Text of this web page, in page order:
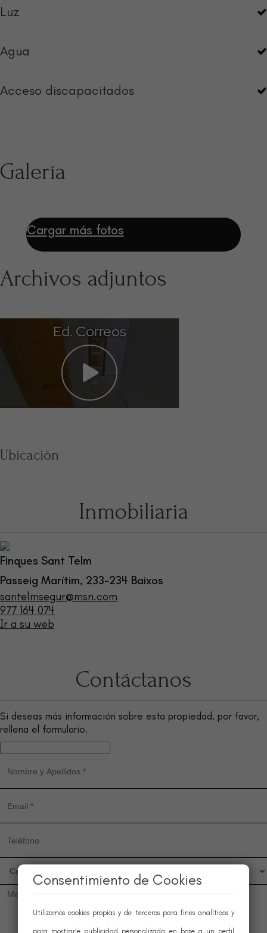
Luz
Agua
Acceso discapacitados
Galería
Cargar más fotos
Archivos adjuntos
Ubicación
Inmobiliaria
Finques Sant Telm
Passeig Marítim, 233-234 Baixos
santelmsegur@msn.com
977 164 074
Ir a su web
Contáctanos
Si deseas más información sobre esta propiedad, por favor,
rellena el formulario.
Consentimiento de Cookies
Utilizamos cookies propias y de terceros para fines analíticos y
para mostrarle publicidad personalizada en base a un perfil